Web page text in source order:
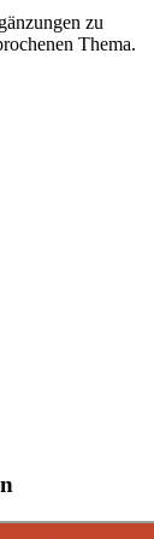
zu
Thema.